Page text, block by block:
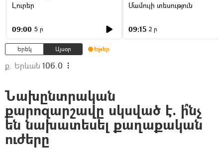
Լուրեր
09:00 5 ր
Մամուլի տեսություն
09:15 2 ր
Երեկ Այսօր Եթեր
ք. Երևան 106.0
Նախընտրական
քարոզարշավը սկսված է. ի՞նչ
են նախատեսել քաղաքական
ուժերը